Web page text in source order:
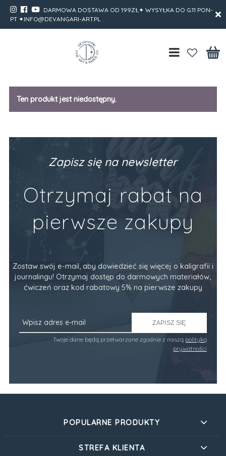
DARMOWA DOSTAWA OD 199ZŁ✦ WYSYŁKA DO G.11 PON-
PT ✦INFO@DEVANGARI-ART.PL
Ten produkt jest niedostępny.
Zapisz się na newsletter
Otrzymaj rabat na
pierwsze zakupy
Zostaw swój e-mail, aby dowiedzieć się więcej o kaligrafii i
journalingu! Otrzymaj dostęp do darmowych materiałów,
ćwiczeń oraz kod rabatowy 5% na pierwsze zakupy
ZAPISZ SIĘ
Twoje dane będą przetwarzane zgodnie z naszą polityką
prywatności
POPULARNE PRODUKTY
STREFA KLIENTA